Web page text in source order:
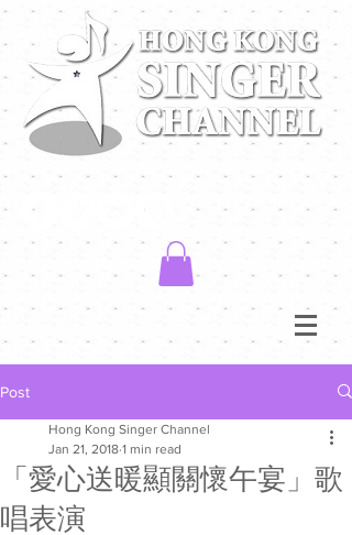
Post
「愛心送暖顯關懷午宴」歌
唱表演
Hong Kong Singer Channel
Jan 21, 2018 1 min read